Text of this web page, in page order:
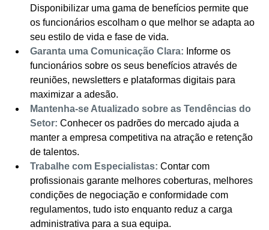
Disponibilizar uma gama de benefícios permite que
os funcionários escolham o que melhor se adapta ao
seu estilo de vida e fase de vida.
Garanta uma Comunicação Clara: Informe os
funcionários sobre os seus benefícios através de
reuniões, newsletters e plataformas digitais para
maximizar a adesão.
Mantenha-se Atualizado sobre as Tendências do
Setor: Conhecer os padrões do mercado ajuda a
manter a empresa competitiva na atração e retenção
de talentos.
Trabalhe com Especialistas: Contar com
profissionais garante melhores coberturas, melhores
condições de negociação e conformidade com
regulamentos, tudo isto enquanto reduz a carga
administrativa para a sua equipa.